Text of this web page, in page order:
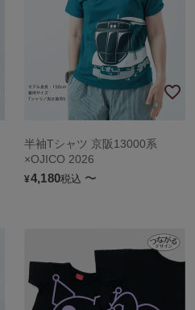
半袖Tシャツ 京阪13000系
×OJICO 2026
¥4,180税込 〜